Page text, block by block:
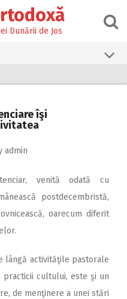
Dunării de Jos
îşi
admin
venită odată cu
postdecembristă,
oarecum diferit
lângă activităţile pastorale
cultului, este şi un
de menţinere a unei stări